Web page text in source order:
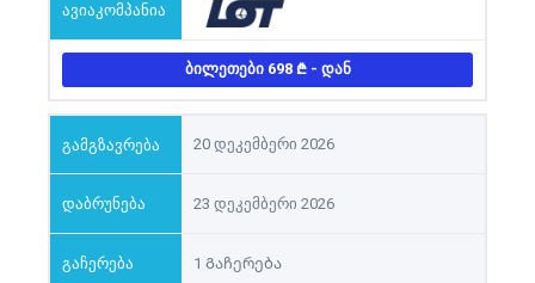
ᲑᲘᲚᲔᲗᲔᲑᲘ 698 - ᲓᲐᲜ
20 დეკემბერი 2026
23 დეკემბერი 2026
1 Გაჩერება